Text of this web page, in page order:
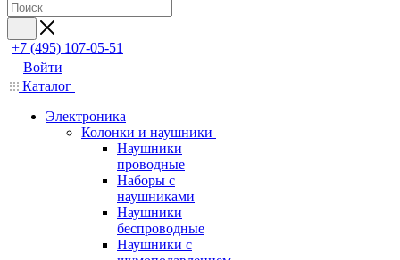
+7 (495) 107-05-51
Войти
Каталог
Электроника
Колонки и наушники
Наушники
проводные
Наборы с
наушниками
Наушники
беспроводные
Наушники с